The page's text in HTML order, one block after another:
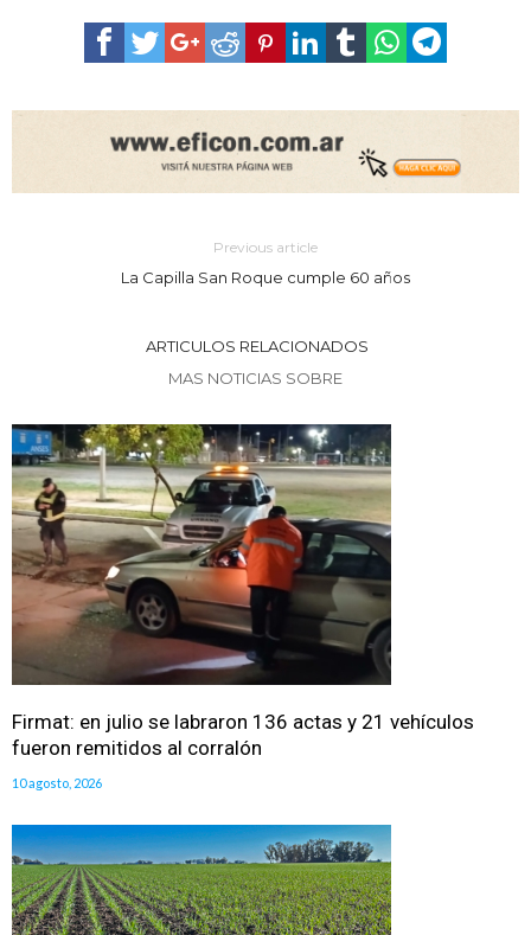
Previous article
La Capilla San Roque cumple 60 años
ARTICULOS RELACIONADOS
MAS NOTICIAS SOBRE
Firmat: en julio se labraron 136 actas y 21 vehículos
fueron remitidos al corralón
10 agosto, 2026